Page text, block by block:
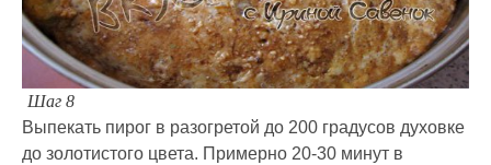
Шаг 8
Выпекать пирог в разогретой до 200 градусов духовке
до золотистого цвета. Примерно 20-30 минут в